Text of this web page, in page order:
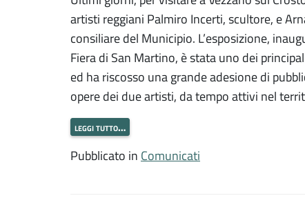
artisti reggiani Palmiro Incerti, scultore, e
consiliare del Municipio. L’esposizione,
Fiera di San Martino, è stata uno dei
ed ha riscosso una grande adesione di
opere dei due artisti, da tempo attivi nel
leggi tutto…
Pubblicato in Comunicati